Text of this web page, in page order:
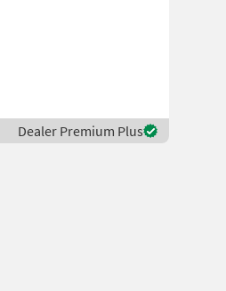
Dealer Premium Plus